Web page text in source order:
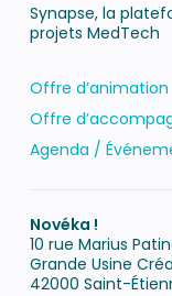
Synapse, la
projets MedTech
Offre d’animation
Offre
Agenda /
Novéka !
10 rue Marius
Grande Usine
42000 Saint-